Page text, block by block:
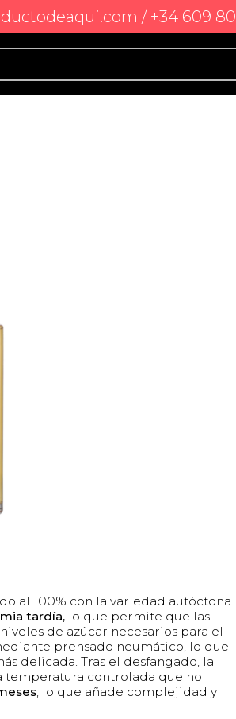
/ +34 609
al 100% con la variedad autóctona
tardía,lo que permite que las
de azúcar necesarios para el
prensado neumático, lo que
delicada. Tras el desfangado, la
temperatura controlada que no
, lo que añade complejidad y